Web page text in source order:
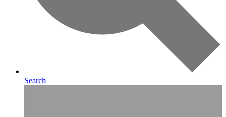
Search